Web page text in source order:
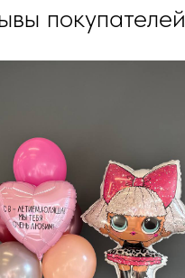
покупателей